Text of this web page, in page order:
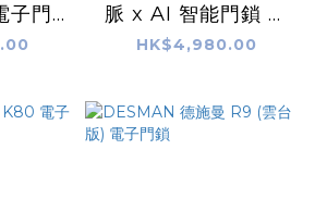
門鎖
木門
脈 x AI 智能門鎖 包
YALE專人基本木門安
HK$4,980.00